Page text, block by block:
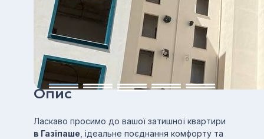
Опис
Ласкаво просимо до вашої затишної квартири
в Газіпаше , ідеальне поєднання комфорту та